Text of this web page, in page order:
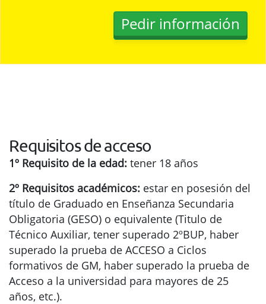
Requisitos de acceso
1º Requisito de la edad: tener 18 años
2º Requisitos académicos: estar en posesión del
título de Graduado en Enseñanza Secundaria
Obligatoria (GESO) o equivalente (Titulo de
Técnico Auxiliar, tener superado 2ºBUP, haber
superado la prueba de ACCESO a Ciclos
formativos de GM, haber superado la prueba de
Acceso a la universidad para mayores de 25
años, etc.).